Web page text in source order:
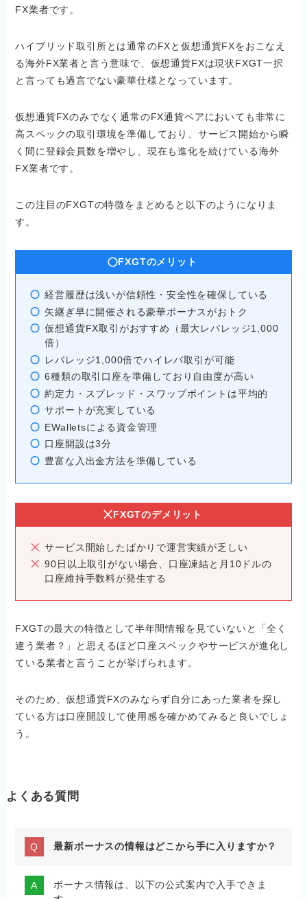
FX業者です。
ハイブリッド取引所とは通常のFXと仮想通貨FXをおこなえ
る海外FX業者と言う意味で、仮想通貨FXは現状FXGT一択
と言っても過言でない豪華仕様となっています。
仮想通貨FXのみでなく通常のFX通貨ペアにおいても非常に
高スペックの取引環境を準備しており、サービス開始から瞬
く間に登録会員数を増やし、現在も進化を続けている海外
FX業者です。
この注目のFXGTの特徴をまとめると以下のようになりま
す。
FXGTのメリット
経営履歴は浅いが信頼性・安全性を確保している
矢継ぎ早に開催される豪華ボーナスがおトク
仮想通貨FX取引がおすすめ（最大レバレッジ1,000
倍）
レバレッジ1,000倍でハイレバ取引が可能
6種類の取引口座を準備しており自由度が高い
約定力・スプレッド・スワップポイントは平均的
サポートが充実している
EWalletsによる資金管理
口座開設は3分
豊富な入出金方法を準備している
FXGTのデメリット
サービス開始したばかりで運営実績が乏しい
90日以上取引がない場合、口座凍結と月10ドルの
口座維持手数料が発生する
FXGTの最大の特徴として半年間情報を見ていないと「全く
違う業者？」と思えるほど口座スペックやサービスが進化し
ている業者と言うことが挙げられます。
そのため、仮想通貨FXのみならず自分にあった業者を探し
ている方は口座開設して使用感を確かめてみると良いでしょ
う。
よくある質問
最新ボーナスの情報はどこから手に入りますか？
ボーナス情報は、以下の公式案内で入手できま